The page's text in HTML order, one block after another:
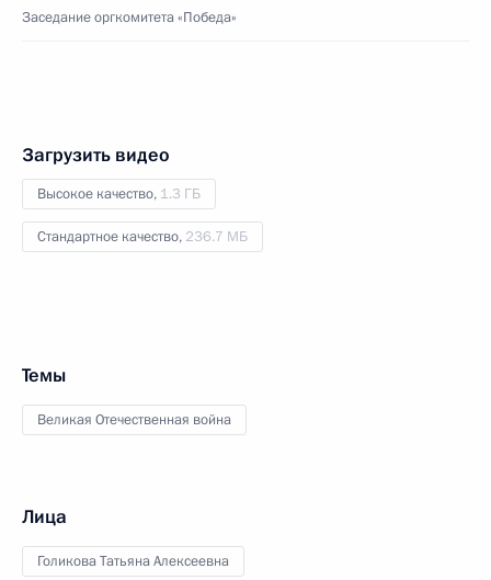
Заседание оргкомитета «Победа»
Загрузить видео
Высокое качество, 1.3 ГБ
Стандартное качество, 236.7 МБ
Темы
Великая Отечественная война
Лица
Голикова Татьяна Алексеевна